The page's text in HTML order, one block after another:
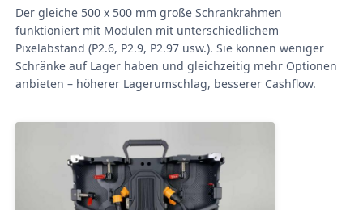
Der gleiche 500 x 500 mm große Schrankrahmen
funktioniert mit Modulen mit unterschiedlichem
Pixelabstand (P2.6, P2.9, P2.97 usw.). Sie können weniger
Schränke auf Lager haben und gleichzeitig mehr Optionen
anbieten – höherer Lagerumschlag, besserer Cashflow.